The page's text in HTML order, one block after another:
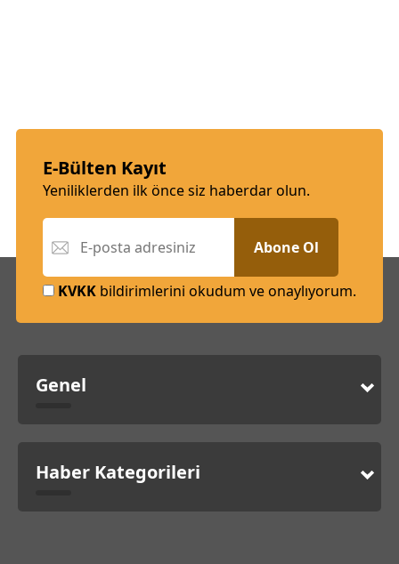
E-Bülten Kayıt
Yeniliklerden ilk önce siz haberdar olun.
Abone Ol
KVKK bildirimlerini okudum ve onaylıyorum.
Genel
Haber Kategorileri